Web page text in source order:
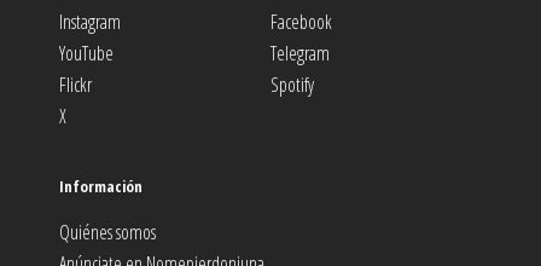
Instagram
Facebook
YouTube
Telegram
Flickr
Spotify
X
Información
Quiénes somos